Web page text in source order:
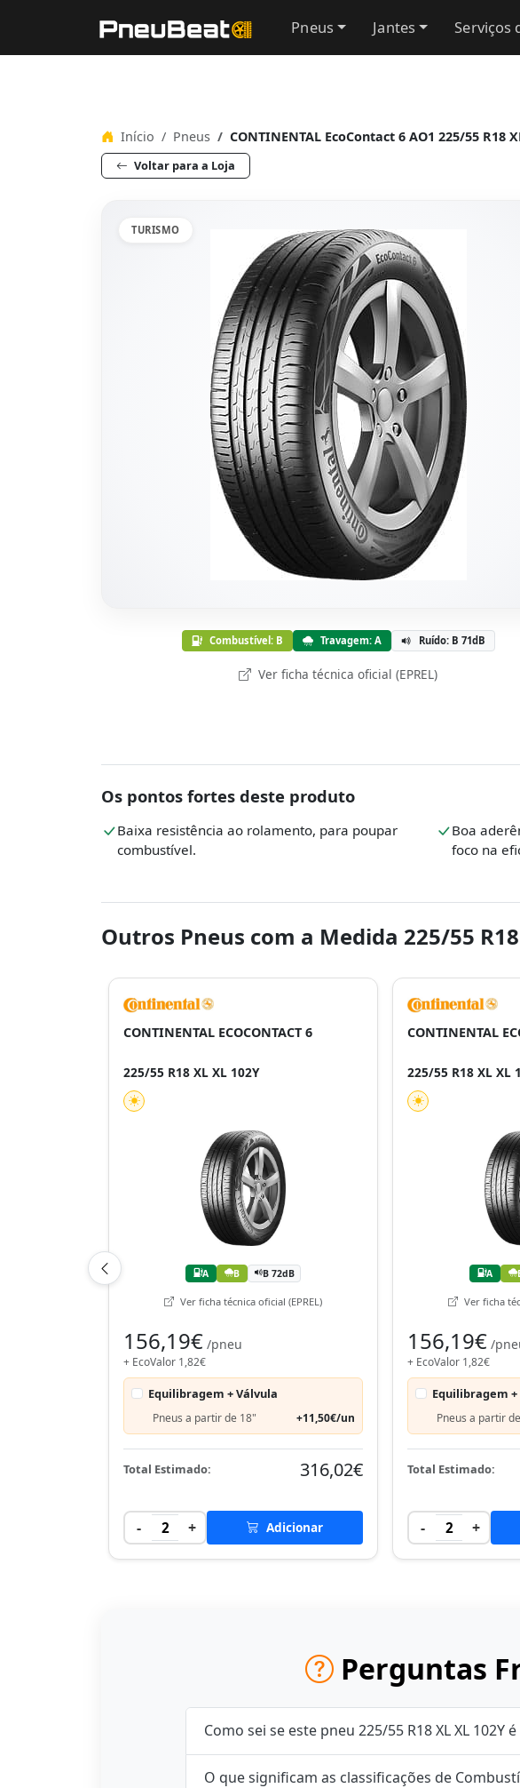
Pneus Jantes Serviços
Início Pneus CONTINENTAL EcoContact 6 AO1 225/55 R18
Voltar para a Loja
TURISMO
Combustível: B Travagem: A Ruído: B 71dB
Ver ficha técnica oficial (EPREL)
Os pontos fortes deste produto
Baixa resistência ao rolamento, para poupar
combustível.
Boa
foco na
Outros Pneus com a Medida 225/55
CONTINENTAL ECOCONTACT 6
225/55 R18 XL XL 102Y
A B B 72dB
Ver ficha técnica oficial (EPREL)
156,19€ /pneu
+ EcoValor 1,82€
Equilibragem + Válvula
Pneus a partir de 18" +11,50€/un
Total Estimado: 316,02€
- 2 + Adicionar
CONTINENTAL
225/55 R18 XL XL
A
Ver ficha
156,19€ /
+ EcoValor 1,82€
Equilibragem +
Pneus a partir
Total Estimado:
- 2 +
Perguntas
Como sei se este pneu 225/55 R18 XL XL
O que significam as classificações de